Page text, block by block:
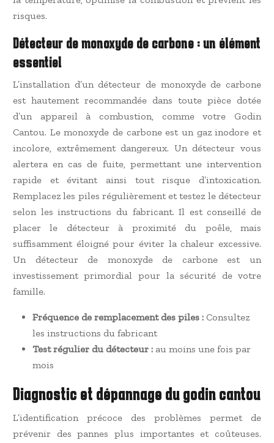
risques.
Détecteur de monoxyde de carbone : un élément
essentiel
L’installation d’un détecteur de monoxyde de carbone
est hautement recommandée dans toute pièce dotée
d’un appareil à combustion, comme votre Godin
Cantou. Le monoxyde de carbone est un gaz inodore et
incolore, extrêmement dangereux. Un détecteur vous
alertera en cas de fuite, permettant une intervention
rapide et évitant ainsi tout risque d’intoxication.
Remplacez les piles régulièrement et testez le détecteur
selon les instructions du fabricant. Il est conseillé de
placer le détecteur à proximité du poêle, mais
suffisamment éloigné pour éviter la chaleur excessive.
Un détecteur de monoxyde de carbone est un
investissement primordial pour la sécurité de votre
famille.
Fréquence de remplacement des piles : Consultez
les instructions du fabricant
Test régulier du détecteur : au moins une fois par
mois
Diagnostic et dépannage du godin cantou
L’identification précoce des problèmes permet de
prévenir des pannes plus importantes et coûteuses.